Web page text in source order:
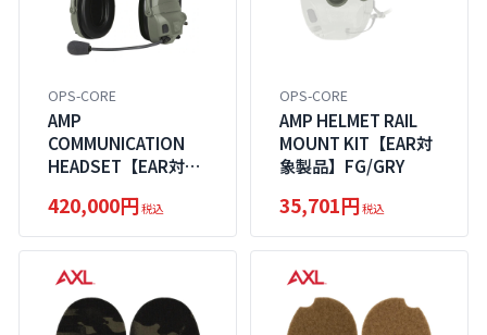
OPS-CORE
AMP
COMMUNICATION
HEADSET【EAR対象
420,000円税込
OPS-CORE
AMP HELMET RAIL
MOUNT KIT【EAR対
象製品】FG/GRY
35,701円税込